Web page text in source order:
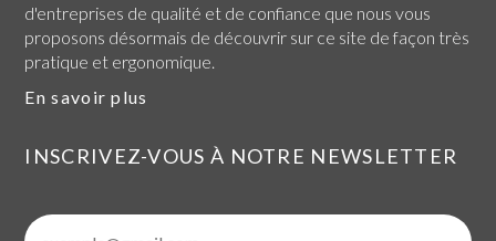
d'entreprises de qualité et de confiance que nous vous
proposons désormais de découvrir sur ce site de façon très
pratique et ergonomique.
En savoir plus
INSCRIVEZ-VOUS À NOTRE NEWSLETTER